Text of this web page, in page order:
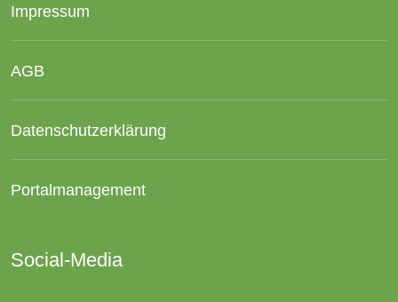
Impressum
AGB
Datenschutzerklärung
Portalmanagement
Social-Media